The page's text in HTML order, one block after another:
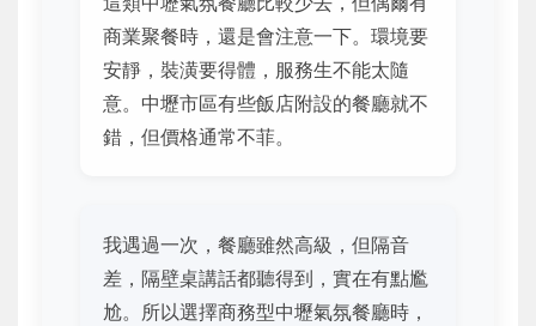
商業聚餐時，還是會注意一下。環境要
安靜，裝潢要得體，服務生不能太隨
意。中壢市區有些飯店附設的餐廳就不
錯，但價格通常不菲。
我遇過一次，餐廳雖然高級，但隔音
差，隔壁桌講話都聽得到，實在有點尷
尬。所以選擇商務型中壢氣氛餐廳時，